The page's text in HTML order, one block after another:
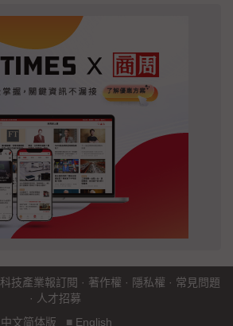
科技產業報訂閱 · 著作權 · 隱私權 · 常見問題
· 人才招募
中文简体版 ■ English